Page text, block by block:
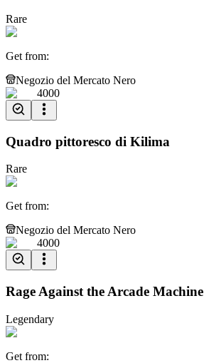
Rare
Get from:
Negozio del Mercato Nero
4000
Quadro pittoresco di Kilima
Rare
Get from:
Negozio del Mercato Nero
4000
Rage Against the Arcade Machine
Legendary
Get from: